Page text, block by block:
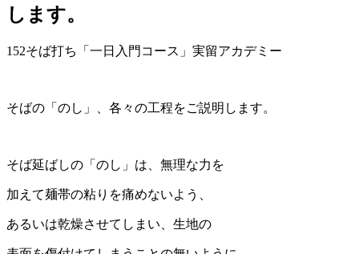
します。
152そば打ち「一日入門コース」実留アカデミー
そばの「のし」、各々の工程をご説明します。
そば延ばしの「のし」は、無理な力を
加えて麺帯の粘りを痛めないよう、
あるいは乾燥させてしまい、生地の